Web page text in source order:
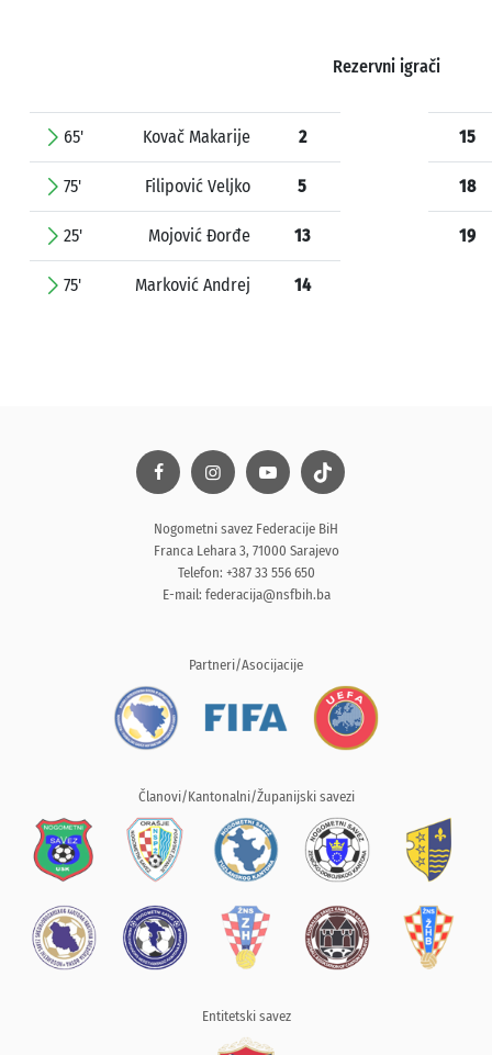
Rezervni igrači
65' Kovač Makarije 2
75' Filipović Veljko 5
25' Mojović Đorđe 13
75' Marković Andrej 14
15
18
19
Nogometni savez Federacije BiH
Franca Lehara 3, 71000 Sarajevo
Telefon: +387 33 556 650
E-mail: federacija@nsfbih.ba
Partneri/Asocijacije
Članovi/Kantonalni/Županijski savezi
Entitetski savez